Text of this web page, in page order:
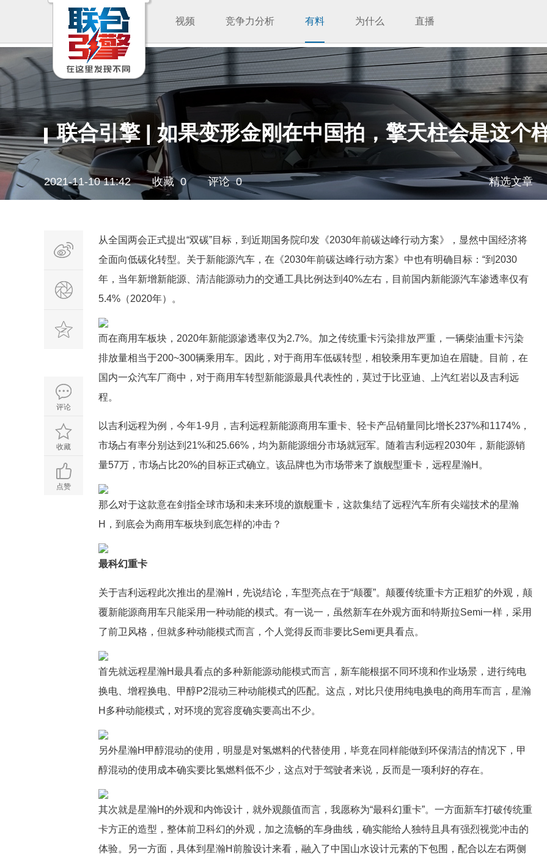
视频 竞争力分析 有料 为什么 直播
联合引擎 | 如果变形金刚在中国拍，擎天柱会是这个
2021-11-10 11:42 收藏 0 评论 0 精选文章
评论
收藏
点赞
从全国两会正式提出“双碳”目标，到近期国务院印发《2030年前碳达峰行动方案》，显然中国经济将
全面向低碳化转型。关于新能源汽车，在《2030年前碳达峰行动方案》中也有明确目标：“到2030
年，当年新增新能源、清洁能源动力的交通工具比例达到40%左右，目前国内新能源汽车渗透率仅有
5.4%（2020年）。
而在商用车板块，2020年新能源渗透率仅为2.7%。加之传统重卡污染排放严重，一辆柴油重卡污染
排放量相当于200~300辆乘用车。因此，对于商用车低碳转型，相较乘用车更加迫在眉睫。目前，在
国内一众汽车厂商中，对于商用车转型新能源最具代表性的，莫过于比亚迪、上汽红岩以及吉利远
程。
以吉利远程为例，今年1-9月，吉利远程新能源商用车重卡、轻卡产品销量同比增长237%和1174%，
市场占有率分别达到21%和25.66%，均为新能源细分市场就冠军。随着吉利远程2030年，新能源销
量57万，市场占比20%的目标正式确立。该品牌也为市场带来了旗舰型重卡，远程星瀚H。
那么对于这款意在剑指全球市场和未来环境的旗舰重卡，这款集结了远程汽车所有尖端技术的星瀚
H，到底会为商用车板块到底怎样的冲击？
最科幻重卡
关于吉利远程此次推出的星瀚H，先说结论，车型亮点在于“颠覆”。颠覆传统重卡方正粗犷的外观，颠
覆新能源商用车只能采用一种动能的模式。有一说一，虽然新车在外观方面和特斯拉Semi一样，采用
了前卫风格，但就多种动能模式而言，个人觉得反而非要比Semi更具看点。
首先就远程星瀚H最具看点的多种新能源动能模式而言，新车能根据不同环境和作业场景，进行纯电
换电、增程换电、甲醇P2混动三种动能模式的匹配。这点，对比只使用纯电换电的商用车而言，星瀚
H多种动能模式，对环境的宽容度确实要高出不少。
另外星瀚H甲醇混动的使用，明显是对氢燃料的代替使用，毕竟在同样能做到环保清洁的情况下，甲
醇混动的使用成本确实要比氢燃料低不少，这点对于驾驶者来说，反而是一项利好的存在。
其次就是星瀚H的外观和内饰设计，就外观颜值而言，我愿称为“最科幻重卡”。一方面新车打破传统重
卡方正的造型，整体前卫科幻的外观，加之流畅的车身曲线，确实能给人独特且具有强烈视觉冲击的
体验。另一方面，具体到星瀚H前脸设计来看，融入了中国山水设计元素的下包围，配合以左右两侧